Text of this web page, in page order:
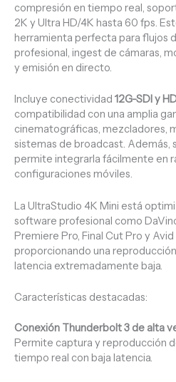
compresión en tiempo real,
2K y Ultra HD/4K hasta 60 fps.
herramienta perfecta para flujos
profesional, ingest de cámaras,
y emisión en directo.
Incluye conectividad 12G-SDI y
compatibilidad con una amplia
cinematográficas, mezcladores,
sistemas de broadcast. Además,
permite integrarla fácilmente en
configuraciones móviles.
La UltraStudio 4K Mini está
software profesional como
Premiere Pro, Final Cut Pro y
proporcionando una
latencia extremadamente baja.
Características destacadas:
Conexión Thunderbolt 3 de alta
Permite captura y reproducción
tiempo real con baja latencia.